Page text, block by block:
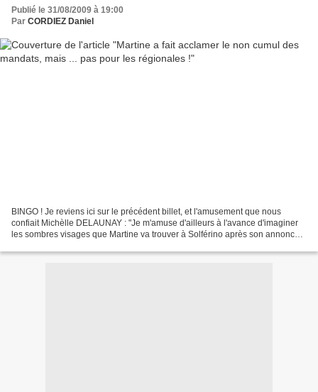
Publié le 31/08/2009 à 19:00
Par CORDIEZ Daniel
BINGO ! Je reviens ici sur le précédent billet, et l'amusement que nous
confiait Michèlle DELAUNAY : "Je m'amuse d'ailleurs à l'avance d'imaginer
les sombres visages que Martine va trouver à Solférino après son annonce